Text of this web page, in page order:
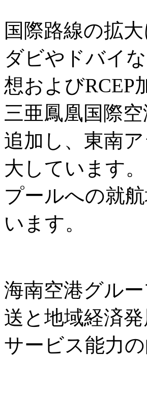
国際路線の拡
ダビやドバイ
想およびRCEP
三亜鳳凰国際
追加し、東南
大しています
プールへの就
います。
海南空港グル
送と地域経済
サービス能力